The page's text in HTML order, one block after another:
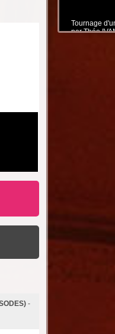
-
Tournage
par Théo